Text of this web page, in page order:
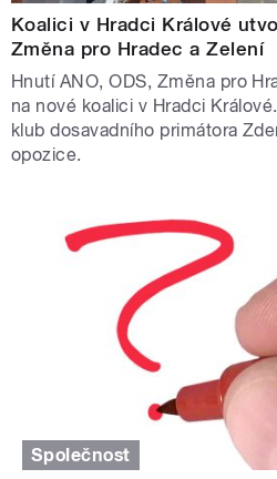
Koalici v Hradci Králové
Změna pro Hradec a Zelení
Hnutí ANO, ODS, Změna pro
na nové koalici v Hradci
klub dosavadního primátora
opozice.
Společnost